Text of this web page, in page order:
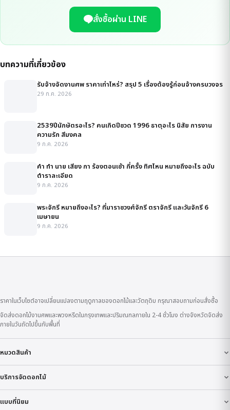
สั่งซื้อผ่าน LINE
บทความที่เกี่ยวข้อง
รับจ้างจัดงานศพ ราคาเท่าไหร่? สรุป 5 เรื่องต้องรู้ก่อนจ้างครบวงจร
29 ก.ค. 2026
2539ปีนักษัตรอะไร? คนเกิดปีชวด 1996 ธาตุอะไร นิสัย การงาน
ความรัก สีมงคล
9 ก.ค. 2026
คํา ทํา นาย เสียง กา ร้องตอนเช้า กี่ครั้ง ทิศไหน หมายถึงอะไร ฉบับ
ตำราละเอียด
9 ก.ค. 2026
พระจักรี หมายถึงอะไร? ที่มาราชวงศ์จักรี ตราจักรี และวันจักรี 6
เมษายน
9 ก.ค. 2026
ราคาในเว็บไซต์อาจเปลี่ยนแปลงตามฤดูกาลของดอกไม้และวัตถุดิบ กรุณาสอบถามก่อนสั่งซื้อ
จัดส่งดอกไม้งานศพและพวงหรีดในกรุงเทพและปริมณฑลภายใน 2-4 ชั่วโมง ต่างจังหวัดจัดส่ง
ภายในวันถัดไปขึ้นกับพื้นที่
หมวดสินค้า
บริการจัดดอกไม้
แบบที่นิยม